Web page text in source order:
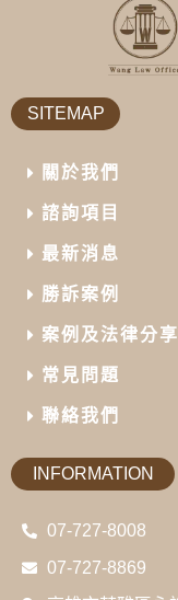
SITEMAP
關於我們
諮詢項目
最新消息
勝訴案例
案例及法律分享
常見問題
聯絡我們
INFORMATION
07-727-8008
07-727-8869